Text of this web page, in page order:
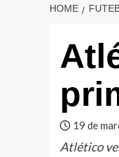
HOME
19 de
Atlético